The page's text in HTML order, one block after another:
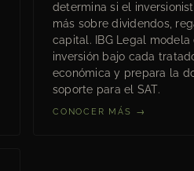
determina si el
más sobre dividendos,
capital. IBG Legal
inversión bajo cada
económica y prepara la
soporte para el SAT.
CONOCER MÁS →